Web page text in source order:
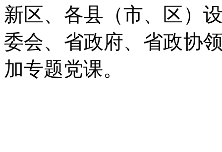
新区、各县（市、区）
委会、省政府、省政协
加专题党课。